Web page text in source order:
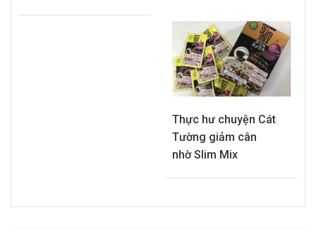
Thực hư chuyện Cát
Tường giảm cân
nhờ Slim Mix